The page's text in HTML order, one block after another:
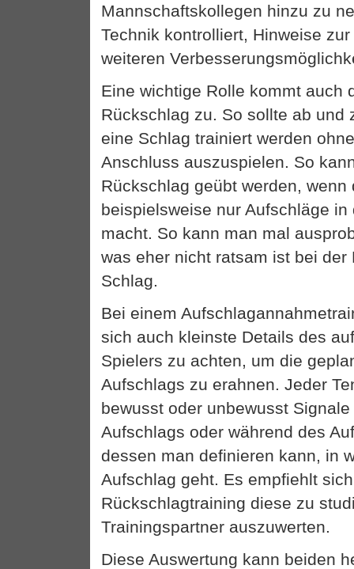
Mannschaftskollegen hinzu zu
Technik kontrolliert, Hinweise
weiteren
Eine wichtige Rolle kommt auch
Rückschlag zu. So sollte ab und
eine Schlag trainiert werden
Anschluss auszuspielen. So
Rückschlag geübt werden, wenn
beispielsweise nur Aufschläge in
macht. So kann man mal
was eher nicht ratsam ist bei
Schlag.
Bei einem
sich auch kleinste Details des
Spielers zu achten, um die
Aufschlags zu erahnen. Jeder
bewusst oder unbewusst
Aufschlags oder während des
dessen man definieren kann, in
Aufschlag geht. Es empfiehlt
Rückschlagtraining diese zu
Trainingspartner auszuwerten.
Diese Auswertung kann beiden